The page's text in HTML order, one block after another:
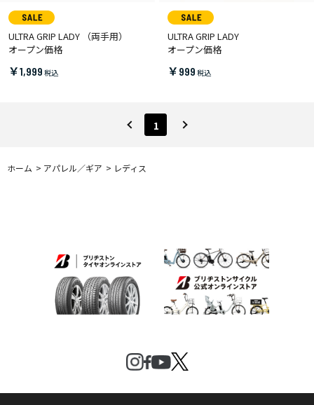
ULTRA GRIP LADY （両手用）
オープン価格
￥1,999
ULTRA GRIP LADY
オープン価格
￥999
1
ホーム > アパレル／ギア > レディス